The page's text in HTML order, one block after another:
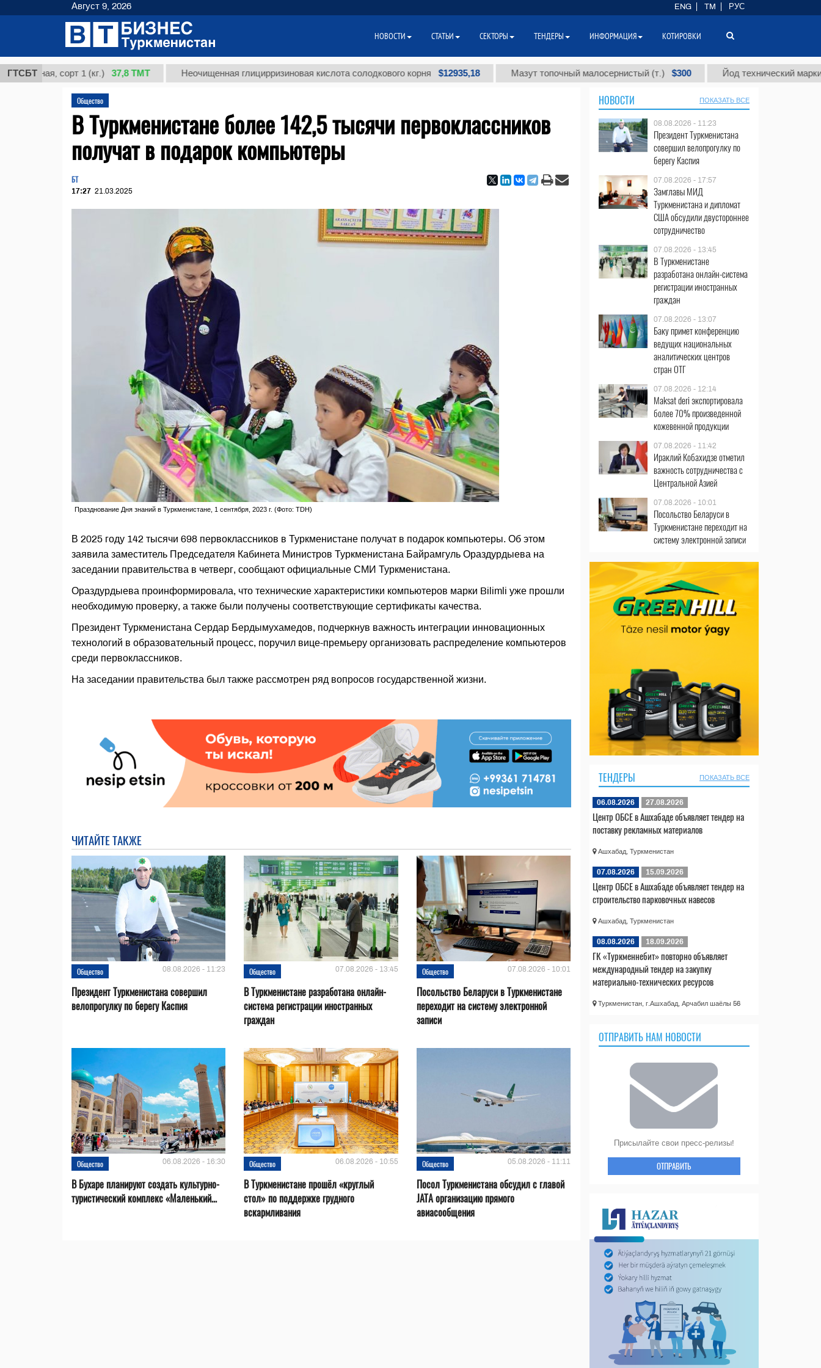
ГТСБТсорт 1 (кг.) 37,8 ТМТ Неочищенная глицирризиновая кислота солодкового корня $12935,18 Мазут топочный малосернистый (т.) $300 Йод технический марки "А"
Общество
В Туркменистане более 142,5 тысячи первоклассников
получат в подарок компьютеры
БТ
17:27 21.03.2025
Празднование Дня знаний в Туркменистане, 1 сентября, 2023 г. (Фото: TDH)
В 2025 году 142 тысячи 698 первоклассников в Туркменистане получат в подарок компьютеры. Об этом
заявила заместитель Председателя Кабинета Министров Туркменистана Байрамгуль Ораздурдыева на
заседании правительства в четверг, сообщают официальные СМИ Туркменистана.
Ораздурдыева проинформировала, что технические характеристики компьютеров марки Bilimli уже прошли
необходимую проверку, а также были получены соответствующие сертификаты качества.
Президент Туркменистана Сердар Бердымухамедов, подчеркнув важность интеграции инновационных
технологий в образовательный процесс, поручил вице-премьеру организовать распределение компьютеров
среди первоклассников.
На заседании правительства был также рассмотрен ряд вопросов государственной жизни.
ЧИТАЙТЕ ТАКЖЕ
Общество 08.08.2026 - 11:23
Президент Туркменистана совершил
велопрогулку по берегу Каспия
Общество 07.08.2026 - 13:45
В Туркменистане разработана онлайн-
система регистрации иностранных
граждан
Общество 07.08.2026 - 10:01
Посольство Беларуси в Туркменистане
переходит на систему электронной
записи
Общество 06.08.2026 - 16:30
В Бухаре планируют создать культурно-
туристический комплекс «Маленький...
Общество 06.08.2026 - 10:55
В Туркменистане прошёл «круглый
стол» по поддержке грудного
вскармливания
Общество 05.08.2026 - 11:11
Посол Туркменистана обсудил с главой
JATA организацию прямого
авиасообщения
НОВОСТИ ПОКАЗАТЬ ВСЕ
08.08.2026 - 11:23
Президент Туркменистана
совершил велопрогулку по
берегу Каспия
07.08.2026 - 17:57
Замглавы МИД
Туркменистана и дипломат
США обсудили двустороннее
сотрудничество
07.08.2026 - 13:45
В Туркменистане
разработана онлайн-система
регистрации иностранных
граждан
07.08.2026 - 13:07
Баку примет конференцию
ведущих национальных
аналитических центров
стран ОТГ
07.08.2026 - 12:14
Maksat deri экспортировала
более 70% произведенной
кожевенной продукции
07.08.2026 - 11:42
Ираклий Кобахидзе отметил
важность сотрудничества с
Центральной Азией
07.08.2026 - 10:01
Посольство Беларуси в
Туркменистане переходит на
систему электронной записи
ТЕНДЕРЫ ПОКАЗАТЬ ВСЕ
06.08.2026 27.08.2026
Центр ОБСЕ в Ашхабаде объявляет тендер на
поставку рекламных материалов
Ашхабад, Туркменистан
07.08.2026 15.09.2026
Центр ОБСЕ в Ашхабаде объявляет тендер на
строительство парковочных навесов
Ашхабад, Туркменистан
08.08.2026 18.09.2026
ГК «Туркменнебит» повторно объявляет
международный тендер на закупку
материально-технических ресурсов
Туркменистан, г.Ашхабад, Арчабил шаёлы 56
ОТПРАВИТЬ НАМ НОВОСТИ
Присылайте свои пресс-релизы!
ОТПРАВИТЬ
Август 9, 2026 ENG TM РУС
НОВОСТИ СТАТЬИ СЕКТОРЫ ТЕНДЕРЫ ИНФОРМАЦИЯ КОТИРОВКИ